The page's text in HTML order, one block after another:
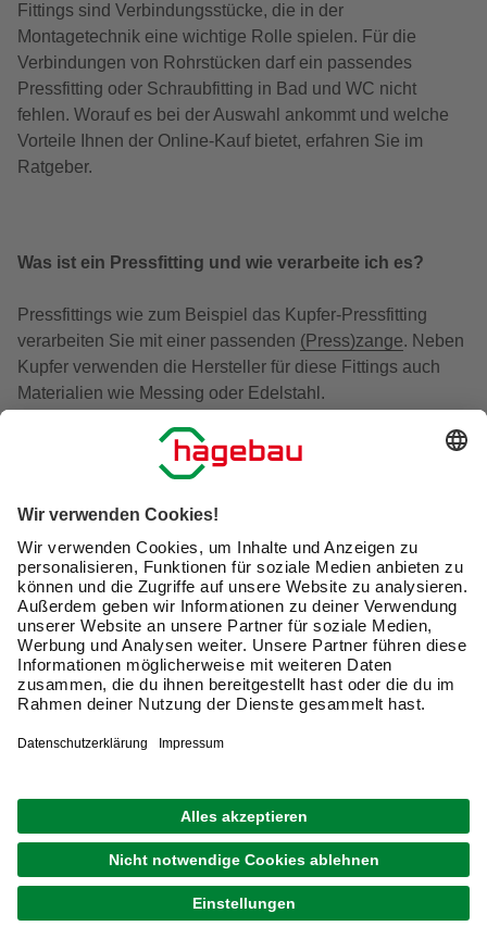
Fittings sind Verbindungsstücke, die in der
Montagetechnik eine wichtige Rolle spielen. Für die
Verbindungen von Rohrstücken darf ein passendes
Pressfitting oder Schraubfitting in Bad und WC nicht
fehlen. Worauf es bei der Auswahl ankommt und welche
Vorteile Ihnen der Online-Kauf bietet, erfahren Sie im
Ratgeber.
Was ist ein Pressfitting und wie verarbeite ich es?
Pressfittings wie zum Beispiel das Kupfer-Pressfitting
verarbeiten Sie mit einer passenden (Press)zange. Neben
Kupfer verwenden die Hersteller für diese Fittings auch
Materialien wie Messing oder Edelstahl.
Die Pressfittings sind von den Gewinde- und Lötfittings zu
undLötfittingsbefestigen Sie mit einer Lötstelle mit den
Rohren. Bei einemPressfittinghingegen wird das Fitting
mit dem Rohr verpresst. Dafür ist es notwendig, mit der
Presszange eine hohe Kraft auf das Fitting auszuüben. Es
handelt sich hierbei in der Praxis um eine wichtige
Verbindungstechnik. Pressfittings sind in der Anschaffung
teurer, erreichen aber höhere Fließwiderstände.
Ihr Fitting erhalten Sie aus verschiedenen Materialien. Die
folgenden sind dabei die gängigsten: